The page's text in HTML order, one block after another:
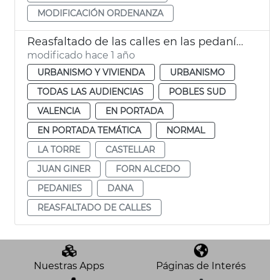
MODIFICACIÓN ORDENANZA
Reasfaltado de las calles en las pedanías afectadas por la dana València
modificado hace 1 año
URBANISMO Y VIVIENDA
URBANISMO
TODAS LAS AUDIENCIAS
POBLES SUD
VALENCIA
EN PORTADA
EN PORTADA TEMÁTICA
NORMAL
LA TORRE
CASTELLAR
JUAN GINER
FORN ALCEDO
PEDANIES
DANA
REASFALTADO DE CALLES
Nuestras Apps Páginas de Interés